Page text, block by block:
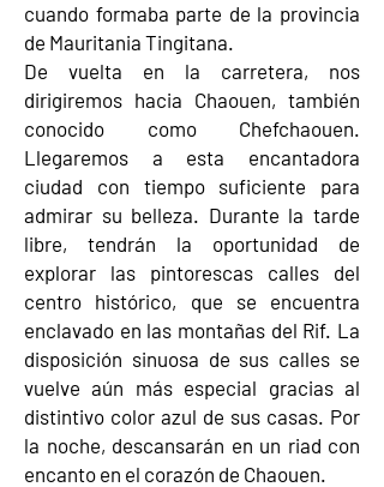
cuando formaba parte de la provincia
de Mauritania Tingitana.
De vuelta en la carretera, nos
dirigiremos hacia Chaouen, también
conocido como Chefchaouen.
Llegaremos a esta encantadora
ciudad con tiempo suficiente para
admirar su belleza. Durante la tarde
libre, tendrán la oportunidad de
explorar las pintorescas calles del
centro histórico, que se encuentra
enclavado en las montañas del Rif. La
disposición sinuosa de sus calles se
vuelve aún más especial gracias al
distintivo color azul de sus casas. Por
la noche, descansarán en un riad con
encanto en el corazón de Chaouen.